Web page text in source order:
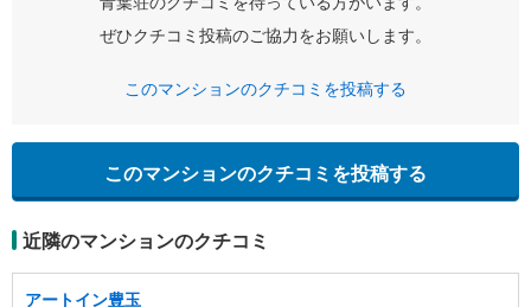
ぜひクチコミ投稿のご協力をお願いします。
このマンションのクチコミを投稿する
このマンションのクチコミを投稿する
近隣のマンションのクチコミ
アートイン豊玉